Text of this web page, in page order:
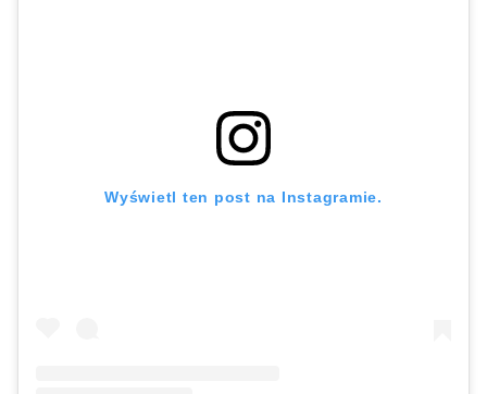
Wyświetl ten post na Instagramie.